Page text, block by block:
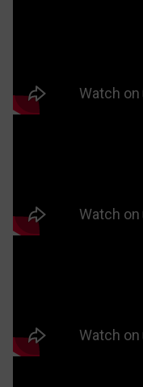
óc chó có chất
từ Bắc Mỹ. Với